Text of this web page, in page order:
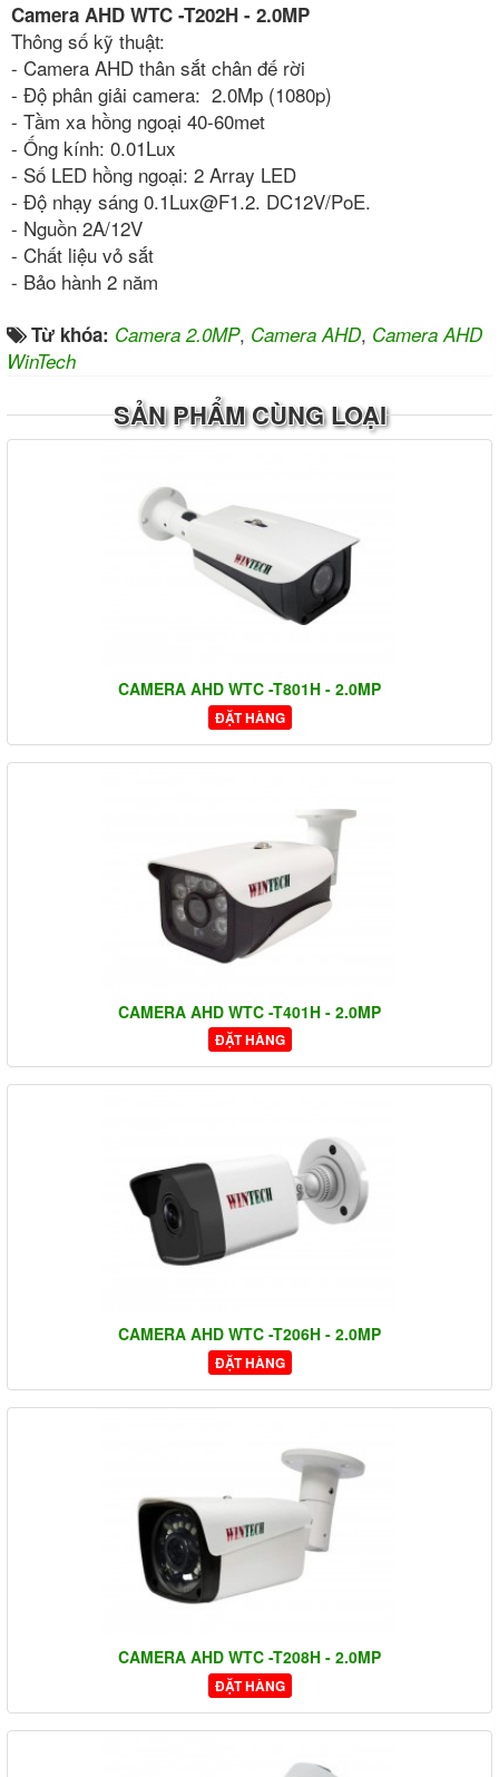
Camera AHD WTC -T202H - 2.0MP
Thông số kỹ thuật:
- Camera AHD thân sắt chân đế rời
- Độ phân giải camera: 2.0Mp (1080p)
- Tầm xa hồng ngoại 40-60met
- Ống kính: 0.01Lux
- Số LED hồng ngoại: 2 Array LED
- Độ nhạy sáng 0.1Lux@F1.2. DC12V/PoE.
- Nguồn 2A/12V
- Chất liệu vỏ sắt
- Bảo hành 2 năm
Từ khóa: Camera 2.0MP, Camera AHD, Camera AHD
WinTech
SẢN PHẨM CÙNG LOẠI
CAMERA AHD WTC -T801H - 2.0MP
ĐẶT HÀNG
CAMERA AHD WTC -T401H - 2.0MP
ĐẶT HÀNG
CAMERA AHD WTC -T206H - 2.0MP
ĐẶT HÀNG
CAMERA AHD WTC -T208H - 2.0MP
ĐẶT HÀNG